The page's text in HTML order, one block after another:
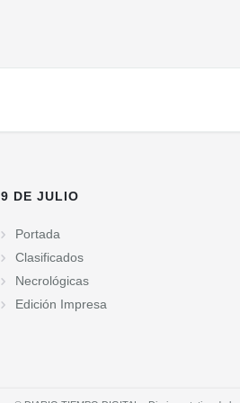
9 DE JULIO
Portada
Clasificados
Necrológicas
Edición Impresa